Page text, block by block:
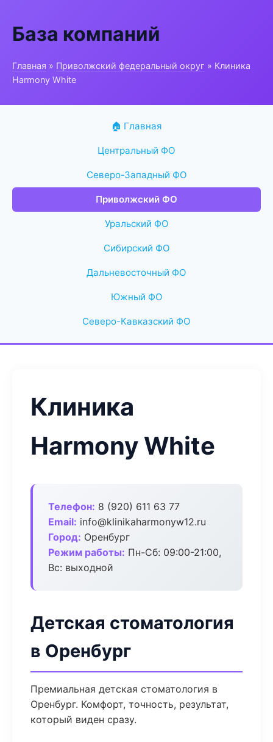
База компаний
Главная » Приволжский федеральный округ » Клиника
Harmony White
🏠 Главная
Центральный ФО
Северо-Западный ФО
Приволжский ФО
Уральский ФО
Сибирский ФО
Дальневосточный ФО
Южный ФО
Северо-Кавказский ФО
Клиника
Harmony White
Телефон: 8 (920) 611 63 77
Email: info@klinikaharmonyw12.ru
Город: Оренбург
Режим работы: Пн-Сб: 09:00-21:00,
Вс: выходной
Детская стоматология
в Оренбург
Премиальная детская стоматология в
Оренбург. Комфорт, точность, результат,
который виден сразу.